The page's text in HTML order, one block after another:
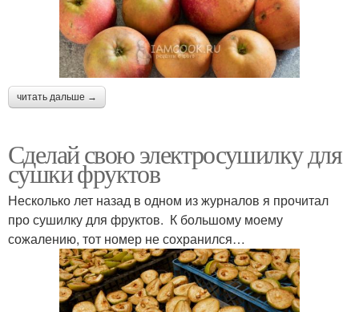
читать дальше →
Сделай свою электросушилку для
сушки фруктов
Несколько лет назад в одном из журналов я прочитал
про сушилку для фруктов. К большому моему
сожалению, тот номер не сохранился…